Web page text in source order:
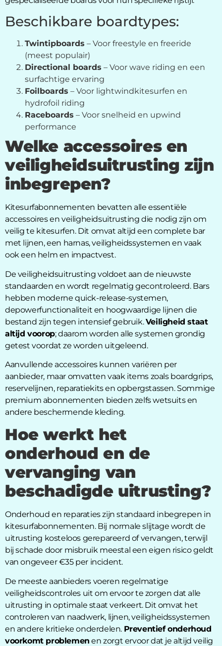
Beschikbare boardtypes:
Twintipboards – Voor freestyle en freeride
(meest populair)
Directional boards – Voor wave riding en een
surfachtige ervaring
Foilboards – Voor lightwindkitesurfen en
hydrofoil riding
Raceboards – Voor snelheid en upwind
performance
Welke accessoires en
veiligheidsuitrusting zijn
inbegrepen?
Kitesurfabonnementen bevatten alle essentiële
accessoires en veiligheidsuitrusting die nodig zijn om
veilig te kitesurfen. Dit omvat altijd een complete bar
met lijnen, een harnas, veiligheidssystemen en vaak
ook een helm en impactvest.
De veiligheidsuitrusting voldoet aan de nieuwste
standaarden en wordt regelmatig gecontroleerd. Bars
hebben moderne quick-release-systemen,
depowerfunctionaliteit en hoogwaardige lijnen die
bestand zijn tegen intensief gebruik.Veiligheid staat
altijd voorop; daarom worden alle systemen grondig
getest voordat ze worden uitgeleend.
Aanvullende accessoires kunnen variëren per
aanbieder, maar omvatten vaak items zoals boardgrips,
reservelijnen, reparatiekits en opbergstassen. Sommige
premium abonnementen bieden zelfs wetsuits en
andere beschermende kleding.
Hoe werkt het
onderhoud en de
vervanging van
beschadigde uitrusting?
Onderhoud en reparaties zijn standaard inbegrepen in
kitesurfabonnementen. Bij normale slijtage wordt de
uitrusting kosteloos gerepareerd of vervangen, terwijl
bij schade door misbruik meestal een eigen risico geldt
van ongeveer €35 per incident.
De meeste aanbieders voeren regelmatige
veiligheidscontroles uit om ervoor te zorgen dat alle
uitrusting in optimale staat verkeert. Dit omvat het
controleren van naadwerk, lijnen, veiligheidssystemen
en andere kritieke onderdelen. Preventief onderhoud
voorkomt problemen en zorgt ervoor dat je altijd veilig